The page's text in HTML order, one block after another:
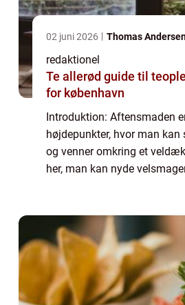
02 juni 2026 Thomas
redaktionel
Te allerød guide til teoplevelser nord
for københavn
Introduktion: Aftensmaden
højdepunkter, hvor man
og venner omkring et
her, man kan nyde